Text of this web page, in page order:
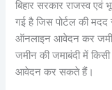
बिहार सरकार राजस्व एवं
गई है जिस पोर्टल की
ऑनलाइन आवेदन कर
जमीन की जमाबंदी में
आवेदन कर सकते हैं।